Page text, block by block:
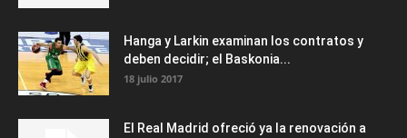
Hanga y Larkin examinan los contratos y
deben decidir; el Baskonia...
18 julio 2017
El Real Madrid ofreció ya la renovación a